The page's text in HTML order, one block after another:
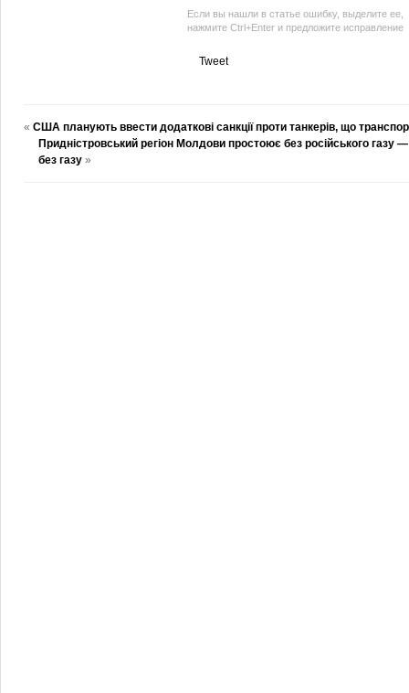
Если вы нашли в статье ошибку, выделите ее,
нажмите Ctrl+Enter и предложите исправление
Tweet
« США планують ввести додаткові санкції проти танкерів, що
Придністровський регіон Молдови простоює без російського газу
без газу »